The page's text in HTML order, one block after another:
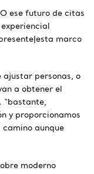
ese futuro de citas
marco
ajustar personas, o
a obtener el
“bastante,
y proporcionamos
camino aunque
moderno